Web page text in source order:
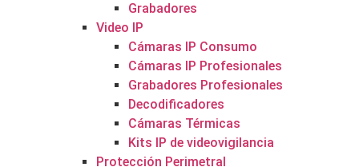
Grabadores
Video IP
Cámaras IP Consumo
Cámaras IP Profesionales
Grabadores Profesionales
Decodificadores
Cámaras Térmicas
Kits IP de videovigilancia
Protección Perimetral